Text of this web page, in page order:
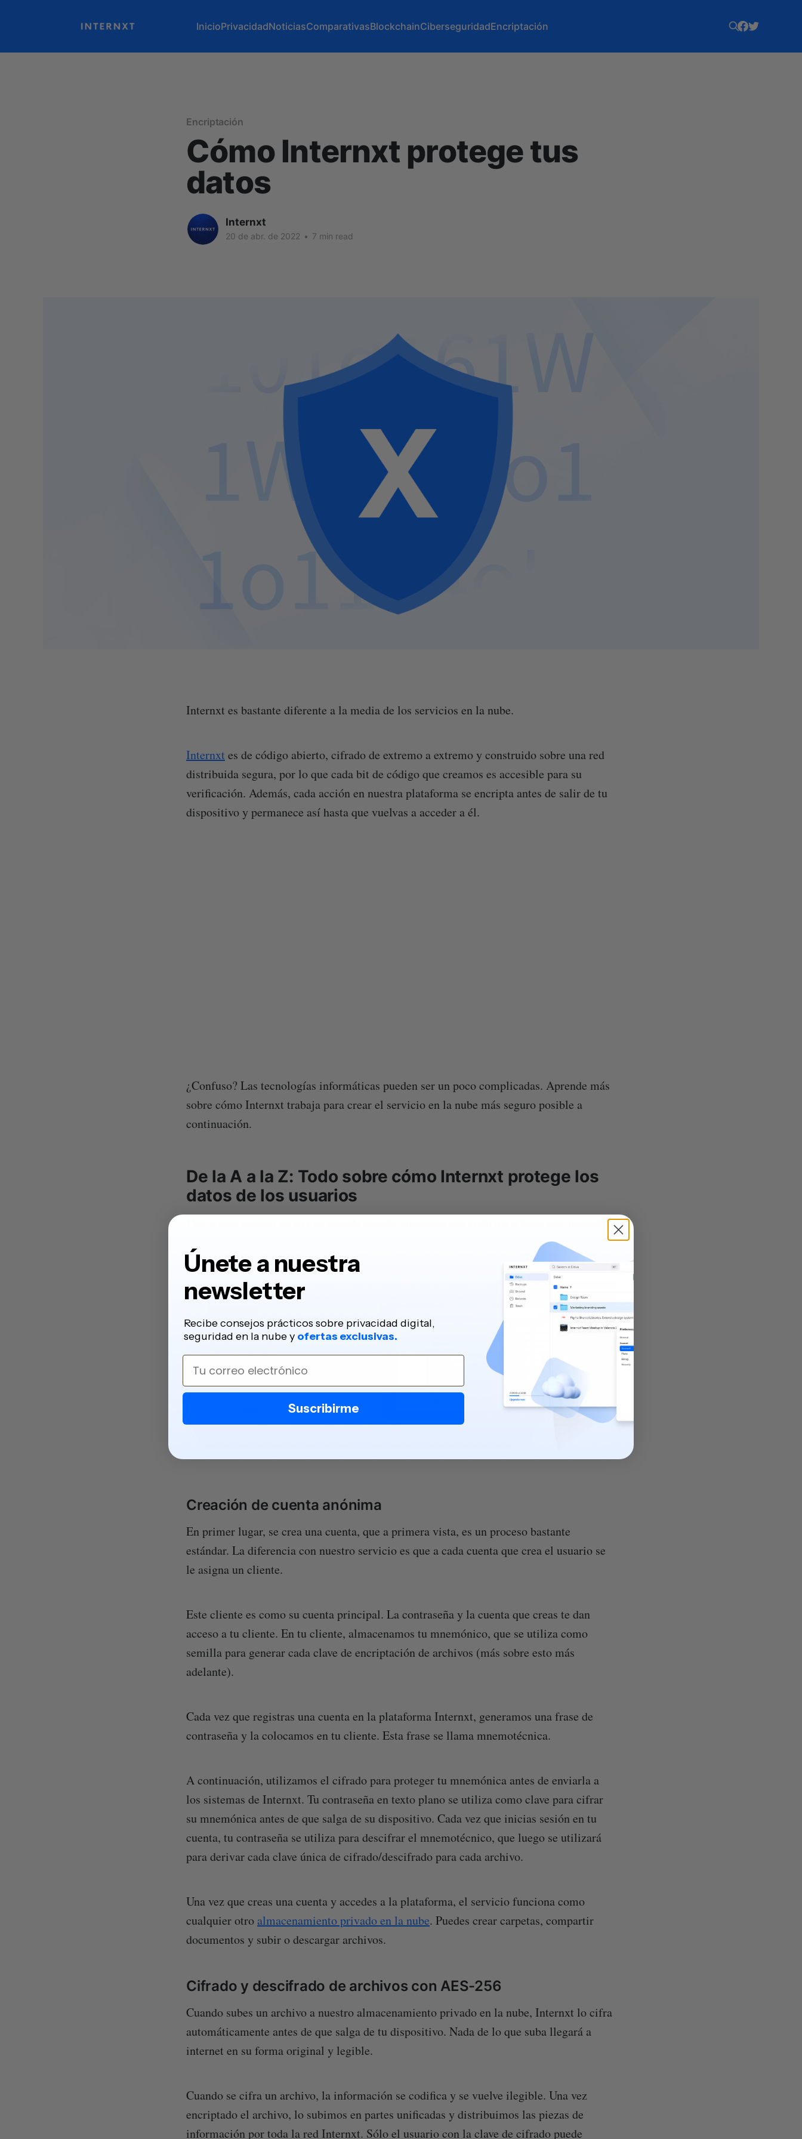
InicioPrivacidadNoticiasComparativasBlockchainCiberseguridadEncriptación
Encriptación
Cómo Internxt protege tus
datos
Internxt
20 de abr. de 2022 • 7 min read
Internxt es bastante diferente a la media de los servicios en la nube.
Internxt es de código abierto, cifrado de extremo a extremo y construido sobre una red
distribuida segura, por lo que cada bit de código que creamos es accesible para su
verificación. Además, cada acción en nuestra plataforma se encripta antes de salir de tu
dispositivo y permanece así hasta que vuelvas a acceder a él.
¿Confuso? Las tecnologías informáticas pueden ser un poco complicadas. Aprende más
sobre cómo Internxt trabaja para crear el servicio en la nube más seguro posible a
continuación.
De la A a la Z: Todo sobre cómo Internxt protege los
datos de los usuarios
Una visión general de lo que sucede cuando almacena sus archivos o fotos con Internxt:
Creación de cuenta anónima
En primer lugar, se crea una cuenta, que a primera vista, es un proceso bastante
estándar. La diferencia con nuestro servicio es que a cada cuenta que crea el usuario se
le asigna un cliente.
Este cliente es como su cuenta principal. La contraseña y la cuenta que creas te dan
acceso a tu cliente. En tu cliente, almacenamos tu mnemónico, que se utiliza como
semilla para generar cada clave de encriptación de archivos (más sobre esto más
adelante).
Cada vez que registras una cuenta en la plataforma Internxt, generamos una frase de
contraseña y la colocamos en tu cliente. Esta frase se llama mnemotécnica.
A continuación, utilizamos el cifrado para proteger tu mnemónica antes de enviarla a
los sistemas de Internxt. Tu contraseña en texto plano se utiliza como clave para cifrar
su mnemónica antes de que salga de su dispositivo. Cada vez que inicias sesión en tu
cuenta, tu contraseña se utiliza para descifrar el mnemotécnico, que luego se utilizará
para derivar cada clave única de cifrado/descifrado para cada archivo.
Una vez que creas una cuenta y accedes a la plataforma, el servicio funciona como
cualquier otro almacenamiento privado en la nube. Puedes crear carpetas, compartir
documentos y subir o descargar archivos.
Cifrado y descifrado de archivos con AES-256
Cuando subes un archivo a nuestro almacenamiento privado en la nube, Internxt lo cifra
automáticamente antes de que salga de tu dispositivo. Nada de lo que suba llegará a
internet en su forma original y legible.
Cuando se cifra un archivo, la información se codifica y se vuelve ilegible. Una vez
encriptado el archivo, lo subimos en partes unificadas y distribuimos las piezas de
información por toda la red Internxt. Sólo el usuario con la clave de cifrado puede
Únete a nuestra
newsletter
Recibe consejos prácticos sobre privacidad digital,
seguridad en la nube y ofertas exclusivas.
Email
Suscribirme